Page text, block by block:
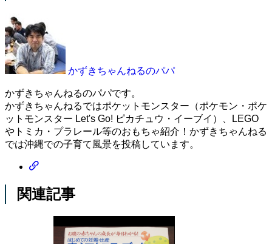
かずきちゃんねるのパパ
かずきちゃんねるのパパです。
かずきちゃんねるではポケットモンスター（ポケモン・ポケ
ットモンスター Let's Go! ピカチュウ・イーブイ）、LEGO
やトミカ・プラレール等のおもちゃ紹介！かずきちゃんねる
では沖縄での子育て風景を投稿しています。
関連記事